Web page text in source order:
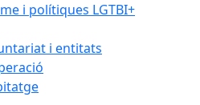
i polítiques LGTBI+
i entitats